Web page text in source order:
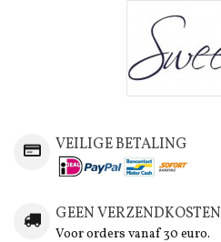
VEILIGE BETALING
GEEN VERZENDKOSTEN
Voor orders vanaf 30 euro.